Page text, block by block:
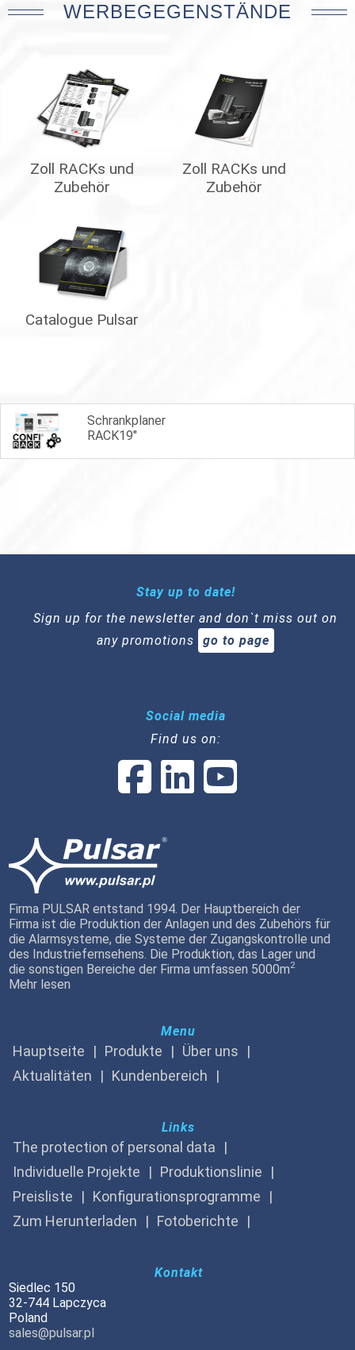
WERBEGEGENSTÄNDE
Zoll RACKs und
Zubehör
Zoll RACKs und
Zubehör
Catalogue Pulsar
Schrankplaner
RACK19"
Stay up to date!
Sign up for the newsletter and don`t miss out on
any promotions
go to page
Social media
Find us on:
Firma PULSAR entstand 1994. Der Hauptbereich der
Firma ist die Produktion der Anlagen und des Zubehörs für
die Alarmsysteme, die Systeme der Zugangskontrolle und
des Industriefernsehens. Die Produktion, das Lager und
die sonstigen Bereiche der Firma umfassen 5000m2
Mehr lesen
Menu
Hauptseite Produkte
Über uns
Aktualitäten
Kundenbereich
Links
The protection of personal data
Individuelle Projekte
Produktionslinie
Preisliste
Konfigurationsprogramme
Zum Herunterladen
Fotoberichte
Kontakt
Siedlec 150
32-744 Lapczyca
Poland
sales@pulsar.pl